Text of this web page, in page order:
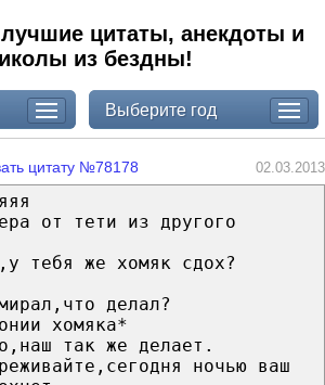
цитаты, анекдоты и
из бездны!
Выберите год
цитату №78178 02.03.2013
от тети из другого
тебя же хомяк сдох?
делал?
хомяка*
так же делает.
ночью ваш